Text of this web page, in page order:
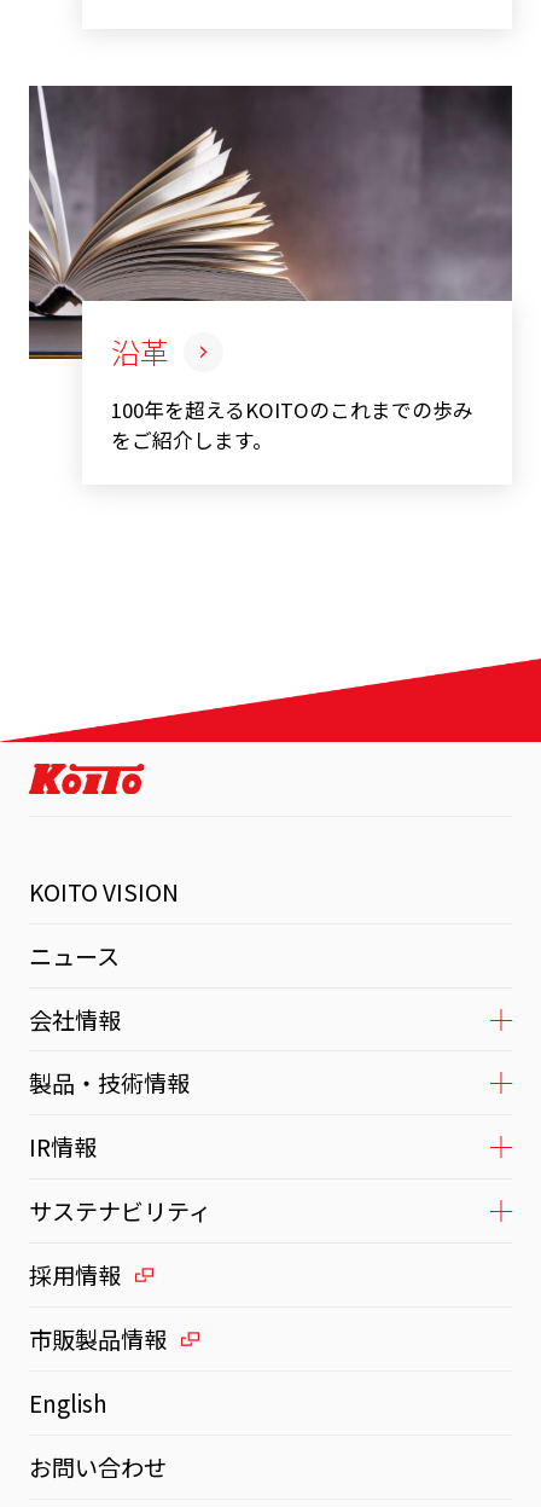
沿革
100年を超えるKOITOのこれまでの歩み
をご紹介します。
KOITO VISION
ニュース
会社情報
製品・技術情報
IR情報
サステナビリティ
採用情報
市販製品情報
English
お問い合わせ